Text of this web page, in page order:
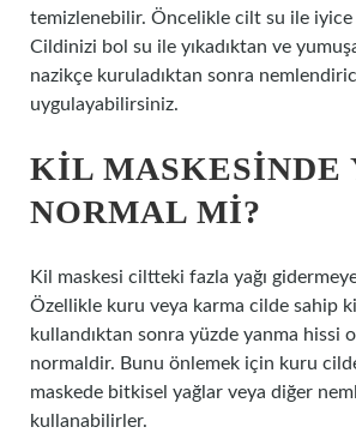
temizlenebilir. Öncelikle cilt su ile iyice
Cildinizi bol su ile yıkadıktan ve
nazikçe kuruladıktan sonra
uygulayabilirsiniz.
KIL MASKESINDE
NORMAL MI?
Kil maskesi ciltteki fazla yağı
Özellikle kuru veya karma cilde sahip
kullandıktan sonra yüzde yanma hissi
normaldir. Bunu önlemek için kuru
maskede bitkisel yağlar veya diğer
kullanabilirler.